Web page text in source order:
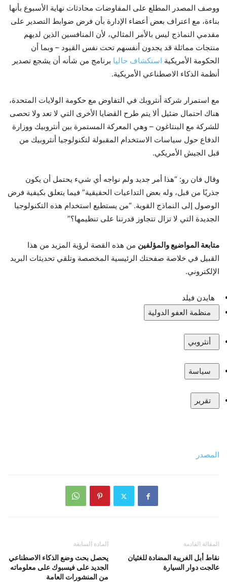
ووصف المصدر المطلع على المفاوضات محادثات نهاية الأسبوع بأنها
بناءة، مع اعتراف بعض أعضاء الإدارة بأن فرض ضوابط التصدير على
مقدمي النماذج ليس بالأمر المثالي، لأن المنافسين الذين لديهم
منتجات مماثلة قد يجدون أنفسهم تحت نفس القيود – وبما أن
الحكومة الأمريكية استكشاف حاليا برنامج من شأنه أن يشجع تصدير
أنظمة الذكاء الاصطناعي الأمريكية.
مع استمرار شركة أنثروبك في التفاوض مع حكومة الولايات المتحدة،
هناك احتمال ضئيل ألا يتم طرح القضايا الأخرى التي لا تعد ولا تحصى
للشركة مع البنتاغون – وهي المعركة المستمرة بين أنثروبيك ووزارة
الدفاع حول سياسات الاستخدام المقبولة لتكنولوجيا أنثروبيك من
قبل الجيش الأمريكي.
وقال فان رو: “هذا أمر جديد ولم نواجه أي شيء يحتمل أن يكون
جذريًا من قبل، وله بعض التداعيات الحقيقية” فيما يتعلق بكيفية فرض
الوصول إلى النماذج القوية. “من يستطيع استخدام هذه التكنولوجيا
الجديدة التي لا تزال تتجاوز قدرتنا على تنظيمها؟”
متابعة المواضيع والمؤلفين من هذه القصة لرؤية المزيد من هذا
القبيل في خلاصة صفحتك الرئيسية المخصصة وتلقي تحديثات البريد
الإلكتروني.
هايدن فيلد
منظمة العفو الدولية
أنثروبي
سياسة
تقرير
المصدر
المادة السابقة
يحصل بحث وضع الذكاء الاصطناعي
الجديد على فيسبوك على معلوماته
من المنشورات العامة
المقالة القادمة
نقاط أبل الغريبة المضادة للغثيان
عالجت دوار السيارة